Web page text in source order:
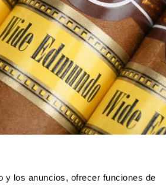
y los anuncios, ofrecer funciones de